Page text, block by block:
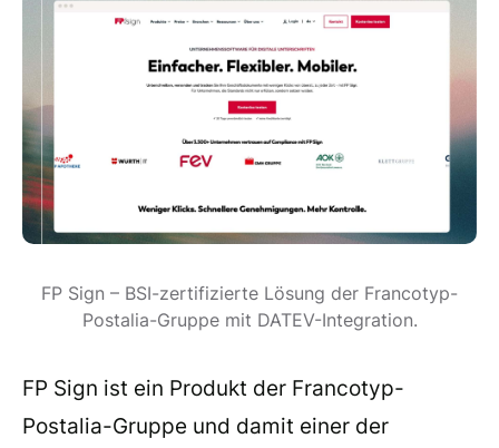
FP Sign – BSI-zertifizierte Lösung der Francotyp-
Postalia-Gruppe mit DATEV-Integration.
FP Sign ist ein Produkt der Francotyp-
Postalia-Gruppe und damit einer der